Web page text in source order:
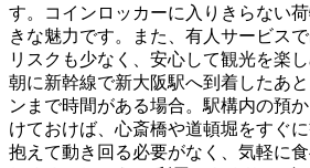
す。コインロッカーに入りきらない
きな魅力です。また、有人サービス
リスクも少なく、安心して観光を楽
朝に新幹線で新大阪駅へ到着したあ
ンまで時間がある場合。駅構内の預
けておけば、心斎橋や道頓堀をすぐ
抱えて動き回る必要がなく、気軽に